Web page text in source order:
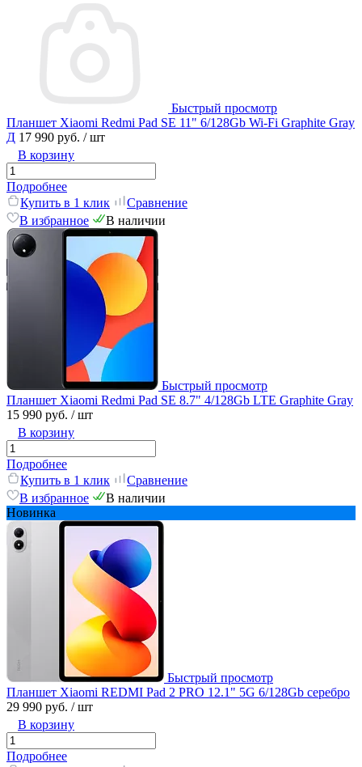
Быстрый просмотр
Планшет Xiaomi Redmi Pad SE 11" 6/128Gb Wi-Fi Graphite Gray
Д 17 990 руб. / шт
В корзину
Подробнее
Купить в 1 клик
Сравнение
В избранное
В наличии
Быстрый просмотр
Планшет Xiaomi Redmi Pad SE 8.7" 4/128Gb LTE Graphite Gray
15 990 руб. / шт
В корзину
Подробнее
Купить в 1 клик
Сравнение
В избранное
В наличии
Новинка
Быстрый просмотр
Планшет Xiaomi REDMI Pad 2 PRO 12.1" 5G 6/128Gb серебро
29 990 руб. / шт
В корзину
Подробнее